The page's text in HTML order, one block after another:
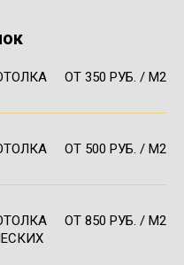
ОТ 350 РУБ. / М2
ОТ 500 РУБ. / М2
ОТ 850 РУБ. / М2